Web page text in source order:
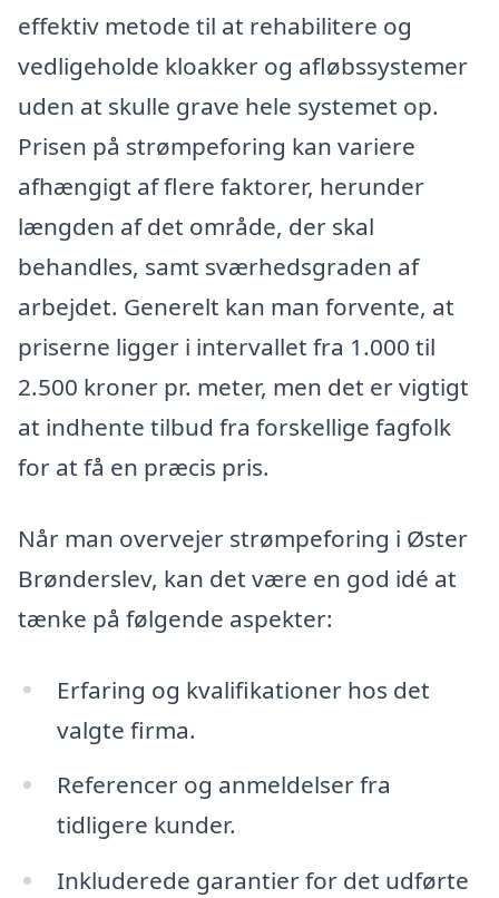
effektiv metode til at rehabilitere og
vedligeholde kloakker og afløbssystemer
uden at skulle grave hele systemet op.
Prisen på strømpeforing kan variere
afhængigt af flere faktorer, herunder
længden af det område, der skal
behandles, samt sværhedsgraden af
arbejdet. Generelt kan man forvente, at
priserne ligger i intervallet fra 1.000 til
2.500 kroner pr. meter, men det er vigtigt
at indhente tilbud fra forskellige fagfolk
for at få en præcis pris.
Når man overvejer strømpeforing i Øster
Brønderslev, kan det være en god idé at
tænke på følgende aspekter:
Erfaring og kvalifikationer hos det
valgte firma.
Referencer og anmeldelser fra
tidligere kunder.
Inkluderede garantier for det udførte